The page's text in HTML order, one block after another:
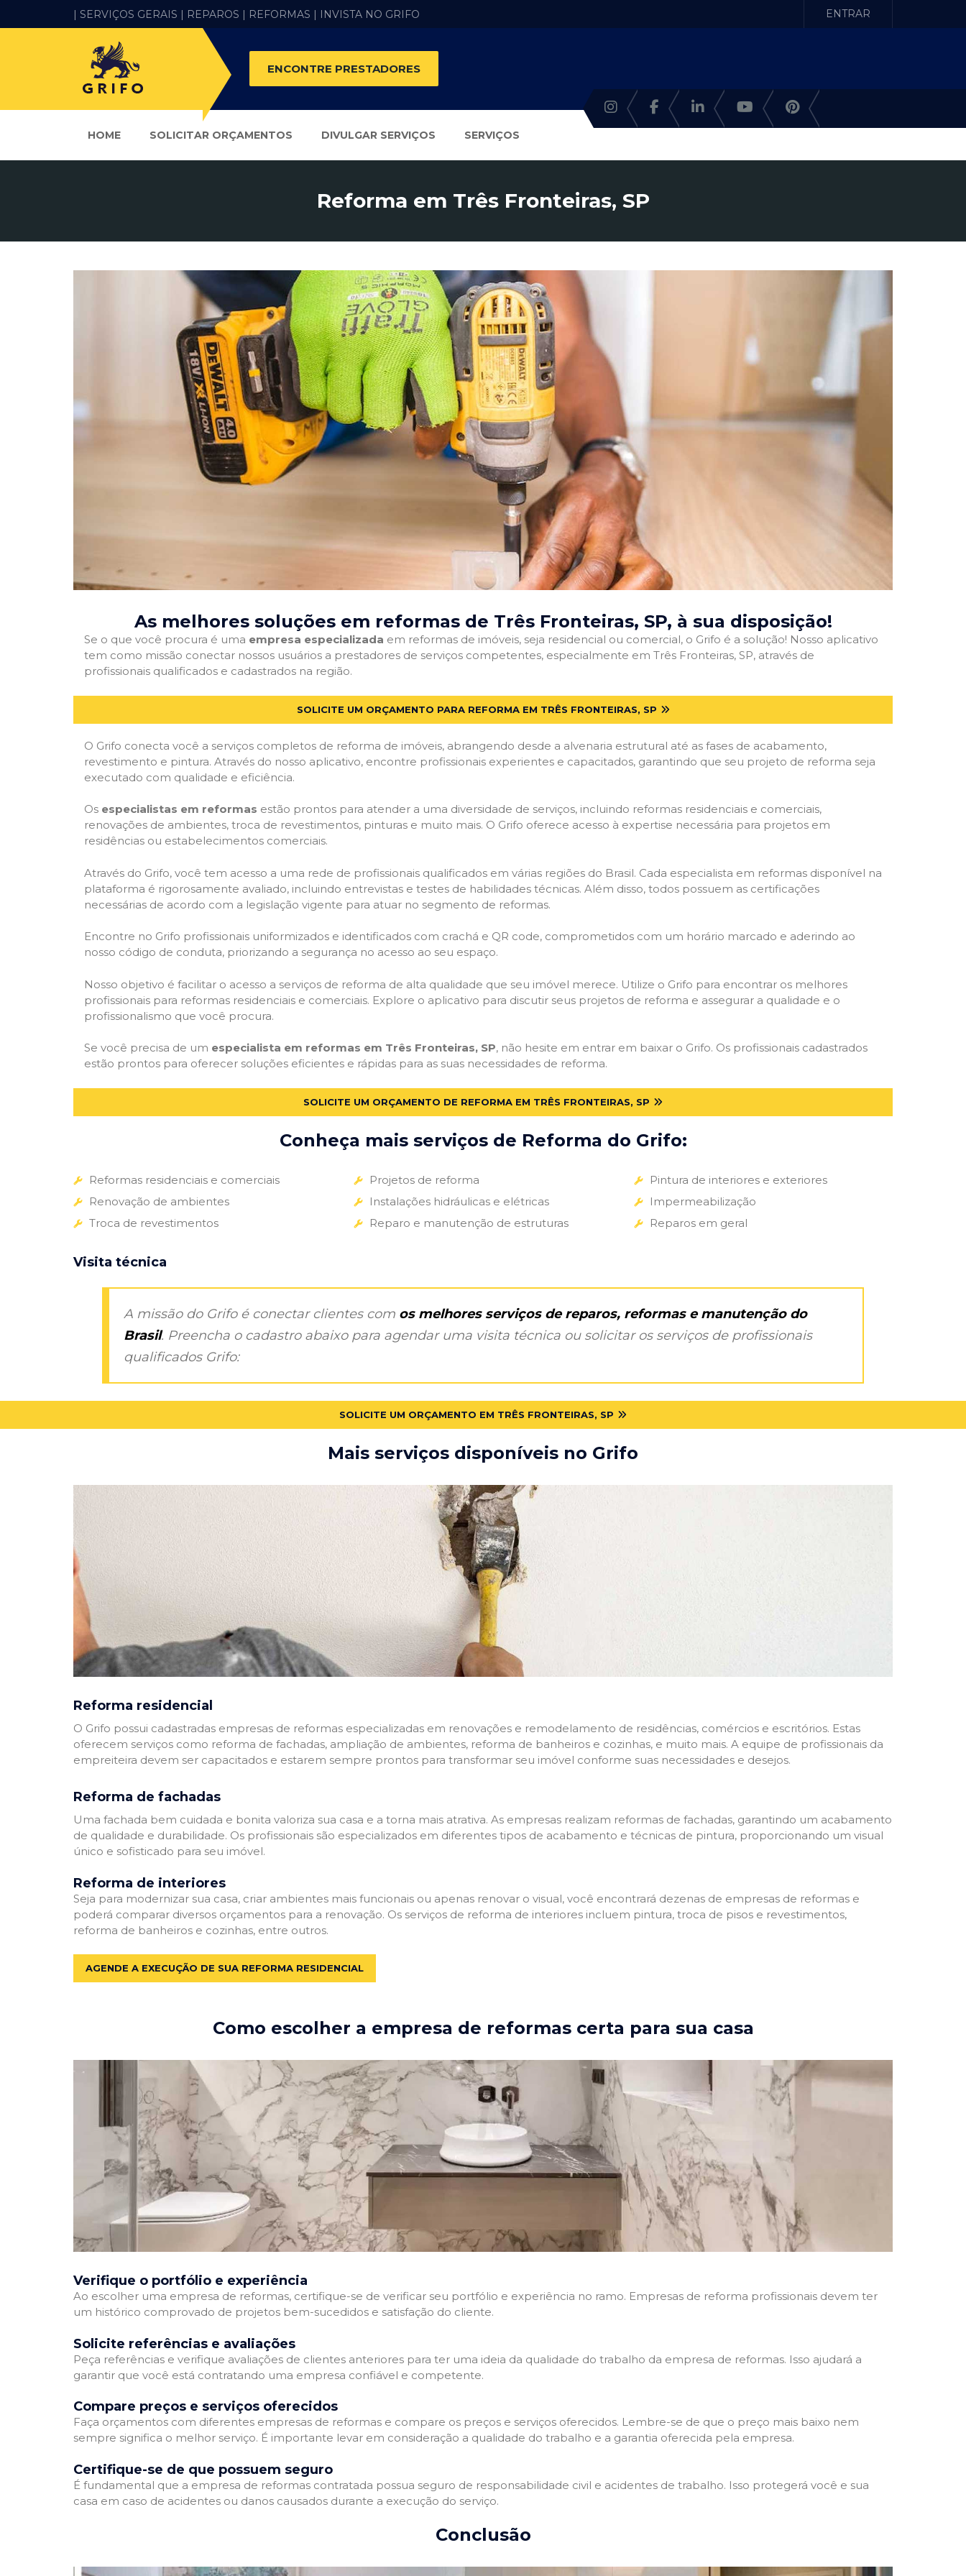
| SERVIÇOS GERAIS | REPAROS | REFORMAS | INVISTA NO GRIFO ENTRAR
ENCONTRE PRESTADORES
HOME SOLICITAR ORÇAMENTOS DIVULGAR SERVIÇOS SERVIÇOS
Reforma em Três Fronteiras, SP
As melhores soluções em reformas de Três Fronteiras, SP, à sua disposição!
Se o que você procura é uma empresa especializada em reformas de imóveis, seja residencial ou comercial, o Grifo é a solução! Nosso aplicativo
tem como missão conectar nossos usuários a prestadores de serviços competentes, especialmente em Três Fronteiras, SP, através de
profissionais qualificados e cadastrados na região.
SOLICITE UM ORÇAMENTO PARA REFORMA EM TRÊS FRONTEIRAS, SP
O Grifo conecta você a serviços completos de reforma de imóveis, abrangendo desde a alvenaria estrutural até as fases de acabamento,
revestimento e pintura. Através do nosso aplicativo, encontre profissionais experientes e capacitados, garantindo que seu projeto de reforma seja
executado com qualidade e eficiência.
Os especialistas em reformas estão prontos para atender a uma diversidade de serviços, incluindo reformas residenciais e comerciais,
renovações de ambientes, troca de revestimentos, pinturas e muito mais. O Grifo oferece acesso à expertise necessária para projetos em
residências ou estabelecimentos comerciais.
Através do Grifo, você tem acesso a uma rede de profissionais qualificados em várias regiões do Brasil. Cada especialista em reformas disponível na
plataforma é rigorosamente avaliado, incluindo entrevistas e testes de habilidades técnicas. Além disso, todos possuem as certificações
necessárias de acordo com a legislação vigente para atuar no segmento de reformas.
Encontre no Grifo profissionais uniformizados e identificados com crachá e QR code, comprometidos com um horário marcado e aderindo ao
nosso código de conduta, priorizando a segurança no acesso ao seu espaço.
Nosso objetivo é facilitar o acesso a serviços de reforma de alta qualidade que seu imóvel merece. Utilize o Grifo para encontrar os melhores
profissionais para reformas residenciais e comerciais. Explore o aplicativo para discutir seus projetos de reforma e assegurar a qualidade e o
profissionalismo que você procura.
Se você precisa de um especialista em reformas em Três Fronteiras, SP, não hesite em entrar em baixar o Grifo. Os profissionais cadastrados
estão prontos para oferecer soluções eficientes e rápidas para as suas necessidades de reforma.
SOLICITE UM ORÇAMENTO DE REFORMA EM TRÊS FRONTEIRAS, SP
Conheça mais serviços de Reforma do Grifo:
Reformas residenciais e comerciais
Renovação de ambientes
Troca de revestimentos
Projetos de reforma
Instalações hidráulicas e elétricas
Reparo e manutenção de estruturas
Pintura de interiores e exteriores
Impermeabilização
Reparos em geral
Visita técnica
A missão do Grifo é conectar clientes com os melhores serviços de reparos, reformas e manutenção do
Brasil. Preencha o cadastro abaixo para agendar uma visita técnica ou solicitar os serviços de profissionais
qualificados Grifo:
SOLICITE UM ORÇAMENTO EM TRÊS FRONTEIRAS, SP
Mais serviços disponíveis no Grifo
Reforma residencial
O Grifo possui cadastradas empresas de reformas especializadas em renovações e remodelamento de residências, comércios e escritórios. Estas
oferecem serviços como reforma de fachadas, ampliação de ambientes, reforma de banheiros e cozinhas, e muito mais. A equipe de profissionais da
empreiteira devem ser capacitados e estarem sempre prontos para transformar seu imóvel conforme suas necessidades e desejos.
Reforma de fachadas
Uma fachada bem cuidada e bonita valoriza sua casa e a torna mais atrativa. As empresas realizam reformas de fachadas, garantindo um acabamento
de qualidade e durabilidade. Os profissionais são especializados em diferentes tipos de acabamento e técnicas de pintura, proporcionando um visual
único e sofisticado para seu imóvel.
Reforma de interiores
Seja para modernizar sua casa, criar ambientes mais funcionais ou apenas renovar o visual, você encontrará dezenas de empresas de reformas e
poderá comparar diversos orçamentos para a renovação. Os serviços de reforma de interiores incluem pintura, troca de pisos e revestimentos,
reforma de banheiros e cozinhas, entre outros.
AGENDE A EXECUÇÃO DE SUA REFORMA RESIDENCIAL
Como escolher a empresa de reformas certa para sua casa
Verifique o portfólio e experiência
Ao escolher uma empresa de reformas, certifique-se de verificar seu portfólio e experiência no ramo. Empresas de reforma profissionais devem ter
um histórico comprovado de projetos bem-sucedidos e satisfação do cliente.
Solicite referências e avaliações
Peça referências e verifique avaliações de clientes anteriores para ter uma ideia da qualidade do trabalho da empresa de reformas. Isso ajudará a
garantir que você está contratando uma empresa confiável e competente.
Compare preços e serviços oferecidos
Faça orçamentos com diferentes empresas de reformas e compare os preços e serviços oferecidos. Lembre-se de que o preço mais baixo nem
sempre significa o melhor serviço. É importante levar em consideração a qualidade do trabalho e a garantia oferecida pela empresa.
Certifique-se de que possuem seguro
É fundamental que a empresa de reformas contratada possua seguro de responsabilidade civil e acidentes de trabalho. Isso protegerá você e sua
casa em caso de acidentes ou danos causados durante a execução do serviço.
Conclusão